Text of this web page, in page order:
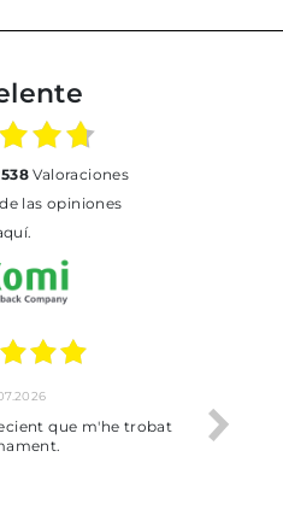
Valoraciones
m'he trobat
Bien pero soy
dejado